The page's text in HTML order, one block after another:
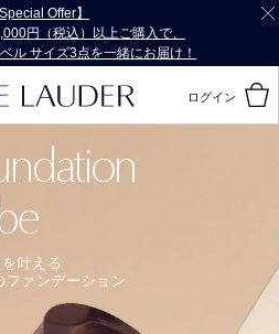
いただけるようになりました。
ログイン
叶える
ファンデーション